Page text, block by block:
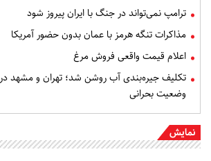
ترامپ نمی‌تواند در جنگ با ایران پیروز شود
مذاکرات تنگه هرمز با عمان بدون حضور آمریکا
اعلام قیمت واقعی فروش مرغ
تکلیف جیره‌بندی آب روشن شد؛ تهران و مشهد در
وضعیت بحرانی
نمایش